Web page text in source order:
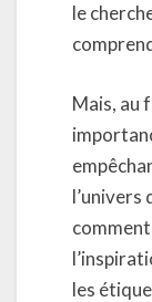
le
Mais, au
l’univers
comment
les